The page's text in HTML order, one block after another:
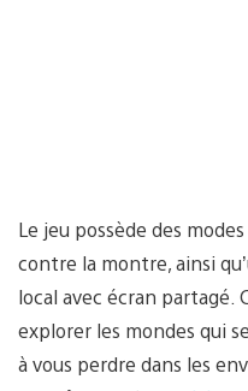
Le jeu possède des
contre la montre, ainsi
local avec écran partagé.
explorer les mondes qui
à vous perdre dans les